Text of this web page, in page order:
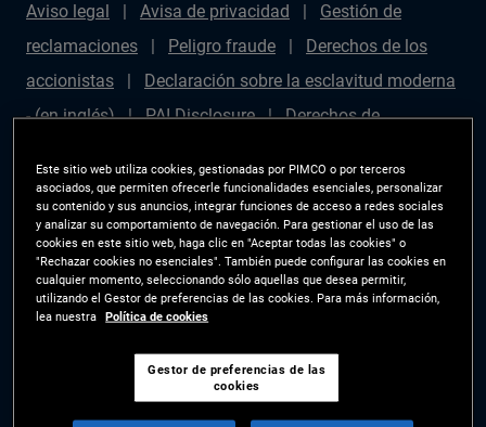
Aviso legal Avisa de privacidad
Gestión de
reclamaciones
Peligro fraude
Derechos de los
accionistas
Declaración sobre la esclavitud moderna
- (en inglés)
PAI Disclosure
Derechos de
preferencias de las cookies
PIMCO ESG Rating
Methodology
La información facilitada en el presente sitio web está destinada
exclusivamente a residentes en España.
título informativo y no debe considerarse asesoramiento en materia de
inversión. Se recomienda a los inversores que reciban asesoramiento
Este sitio web utiliza cookies, gestionadas por PIMCO o por terceros
asociados, que permiten ofrecerle funcionalidades esenciales, personalizar
su contenido y sus anuncios, integrar funciones de acceso a redes sociales
y analizar su comportamiento de navegación. Para gestionar el uso de las
cookies en este sitio web, haga clic en "Aceptar todas las cookies" o
"Rechazar cookies no esenciales". También puede configurar las cookies en
cualquier momento, seleccionando sólo aquellas que desea permitir,
utilizando el Gestor de preferencias de las cookies. Para más información,
lea nuestra Política de cookies
Gestor de preferencias de las
cookies